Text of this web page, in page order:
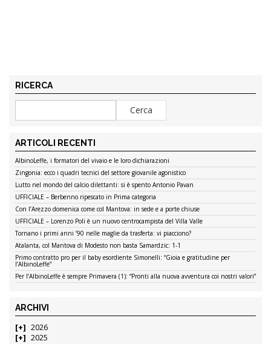
RICERCA
ARTICOLI RECENTI
AlbinoLeffe, i formatori del vivaio e le loro dichiarazioni
Zingonia: ecco i quadri tecnici del settore giovanile agonistico
Lutto nel mondo del calcio dilettanti: si è spento Antonio Pavan
UFFICIALE – Berbenno ripescato in Prima categoria
Con l’Arezzo domenica come col Mantova: in sede e a porte chiuse
UFFICIALE – Lorenzo Poli è un nuovo centrocampista del Villa Valle
Tornano i primi anni ’90 nelle maglie da trasferta: vi piacciono?
Atalanta, col Mantova di Modesto non basta Samardzic: 1-1
Primo contratto pro per il baby esordiente Simonelli: “Gioia e gratitudine per
l’AlbinoLeffe”
Per l’AlbinoLeffe è sempre Primavera (1): “Pronti alla nuova avventura coi nostri valori”
ARCHIVI
2026
2025